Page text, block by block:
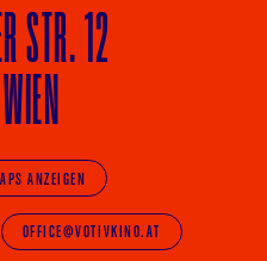
STR. 12
ANZEIGEN
OFFICE@VOTIVKINO.AT